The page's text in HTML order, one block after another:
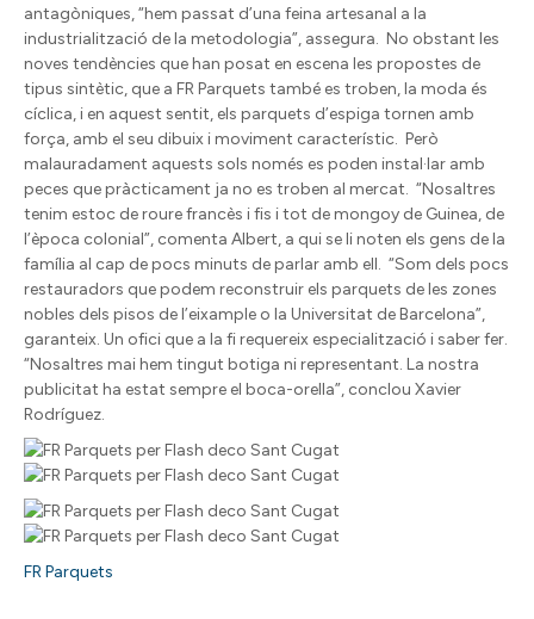
antagòniques, “hem passat d’una feina artesanal a la
industrialització de la metodologia”, assegura. No obstant les
noves tendències que han posat en escena les propostes de
tipus sintètic, que a FR Parquets també es troben, la moda és
cíclica, i en aquest sentit, els parquets d’espiga tornen amb
força, amb el seu dibuix i moviment característic. Però
malauradament aquests sols només es poden instal·lar amb
peces que pràcticament ja no es troben al mercat. “Nosaltres
tenim estoc de roure francès i fis i tot de mongoy de Guinea, de
l’època colonial”, comenta Albert, a qui se li noten els gens de la
família al cap de pocs minuts de parlar amb ell. “Som dels pocs
restauradors que podem reconstruir els parquets de les zones
nobles dels pisos de l’eixample o la Universitat de Barcelona”,
garanteix. Un ofici que a la fi requereix especialització i saber fer.
“Nosaltres mai hem tingut botiga ni representant. La nostra
publicitat ha estat sempre el boca-orella”, conclou Xavier
Rodríguez.
FR Parquets